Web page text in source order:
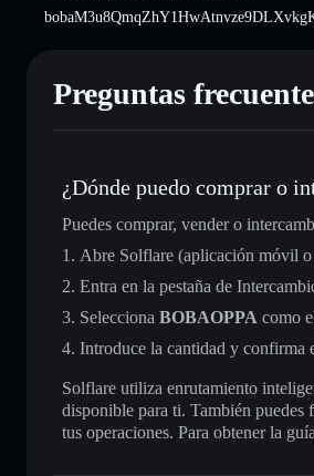
Preguntas
¿Dónde puedo comprar o
Puedes comprar, vender o
Abre Solflare (aplicación móvil
Entra en la pestaña de
Selecciona BOBAOPPA como
Introduce la cantidad y confirma
Solflare utiliza enrutamiento
disponible para ti. También puedes
tus operaciones. Para obtener la